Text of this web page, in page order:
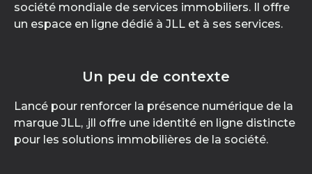
société mondiale de services immobiliers. Il offre
un espace en ligne dédié à JLL et à ses services.
Un peu de contexte
Lancé pour renforcer la présence numérique de la
marque JLL, .jll offre une identité en ligne distincte
pour les solutions immobilières de la société.